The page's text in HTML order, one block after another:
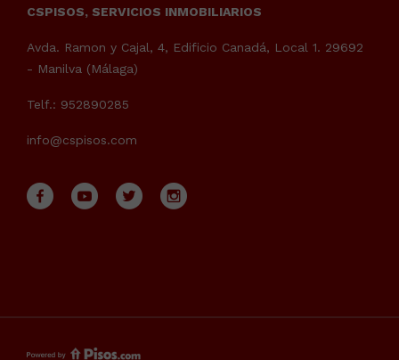
CSPISOS, SERVICIOS INMOBILIARIOS
Avda. Ramon y Cajal, 4, Edificio Canadá, Local 1. 29692
- Manilva (Málaga)
Telf.: 952890285
info@cspisos.com